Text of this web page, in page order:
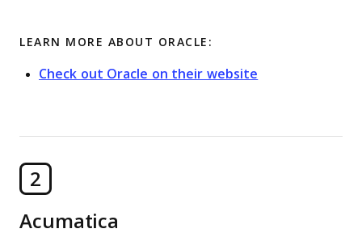
LEARN MORE ABOUT ORACLE:
Check out Oracle on their website
2
Acumatica